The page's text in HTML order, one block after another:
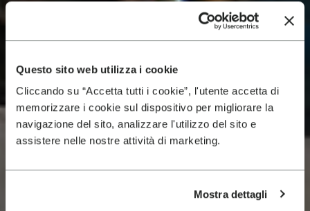
Questo sito web utilizza i cookie
Cliccando su “Accetta tutti i cookie”, l'utente accetta di
memorizzare i cookie sul dispositivo per migliorare la
navigazione del sito, analizzare l'utilizzo del sito e
assistere nelle nostre attività di marketing.
Mostra dettagli